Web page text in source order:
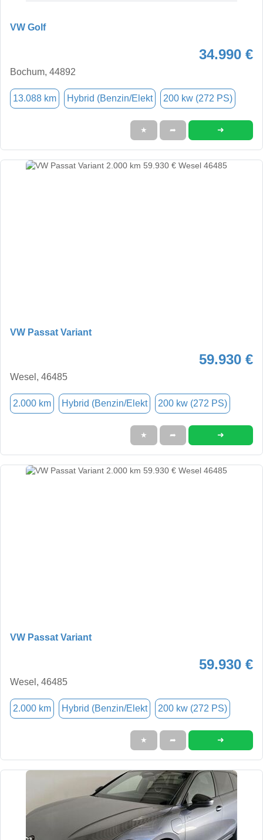
VW Golf
34.990 €
Bochum, 44892
13.088 km Hybrid (Benzin/Elekt 200 kw (272 PS)
★ ➦ ➜
VW Passat Variant
59.930 €
Wesel, 46485
2.000 km Hybrid (Benzin/Elekt 200 kw (272 PS)
★ ➦ ➜
VW Passat Variant
59.930 €
Wesel, 46485
2.000 km Hybrid (Benzin/Elekt 200 kw (272 PS)
★ ➦ ➜